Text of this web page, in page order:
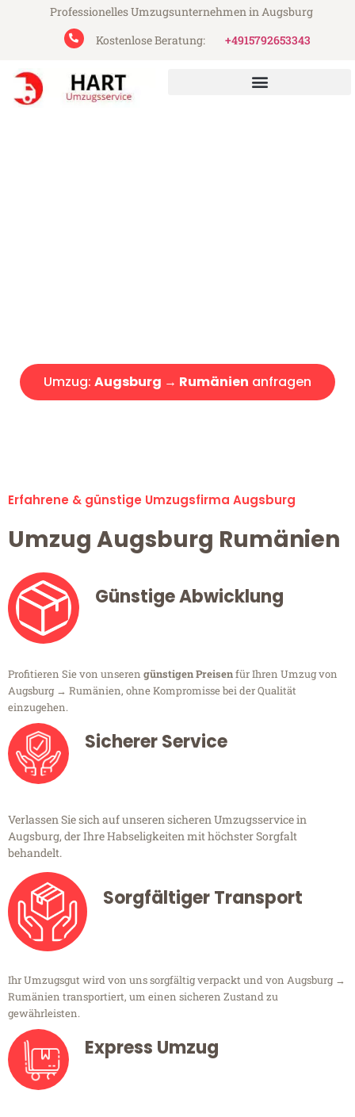
Professionelles Umzugsunternehmen in Augsburg
Kostenlose Beratung:
+4915792653343
Umzug: Augsburg → Rumänien anfragen
Erfahrene & günstige Umzugsfirma Augsburg
Umzug Augsburg Rumänien
Günstige Abwicklung
Profitieren Sie von unseren günstigen Preisenfür Ihren Umzug von
Augsburg → Rumänien, ohne Kompromisse bei der Qualität
einzugehen.
Sicherer Service
Verlassen Sie sich auf unseren sicheren Umzugsservice in
Augsburg, der Ihre Habseligkeiten mit höchster Sorgfalt
behandelt.
Sorgfältiger Transport
Ihr Umzugsgut wird von uns sorgfältig verpackt und von Augsburg →
Rumänien transportiert, um einen sicheren Zustand zu
gewährleisten.
Express Umzug